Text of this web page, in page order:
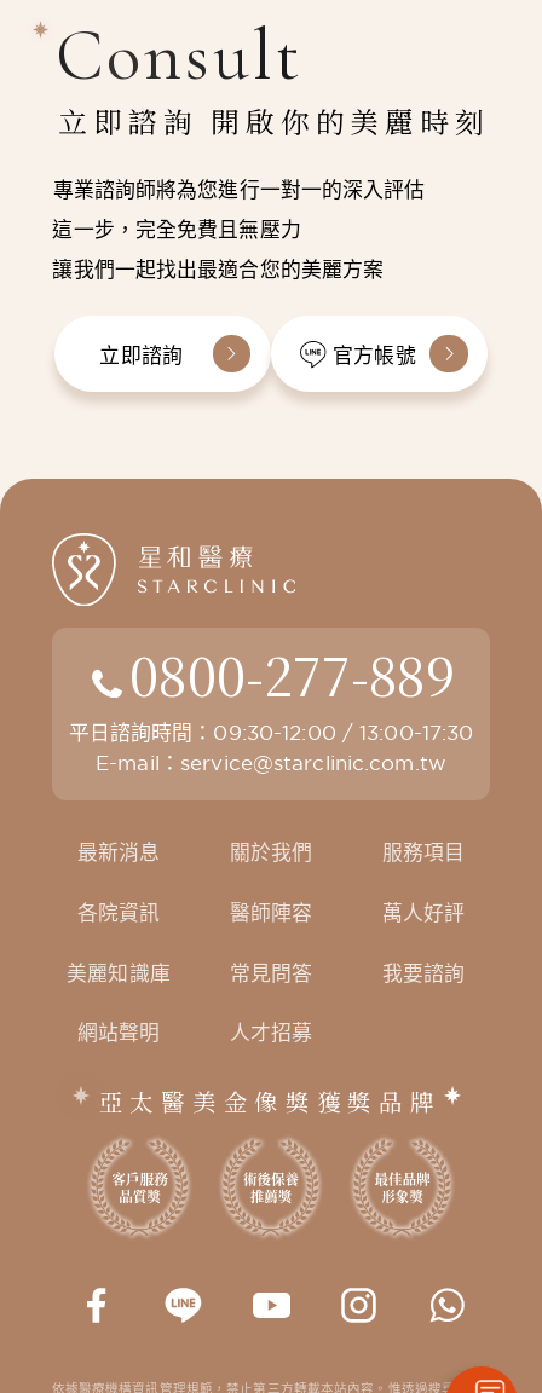
Consult
立即諮詢 開啟你的美麗時刻
專業諮詢師將為您進行一對一的深入評估
這一步，完全免費且無壓力
讓我們一起找出最適合您的美麗方案
立即諮詢 官方帳號
0800-277-889
平日諮詢時間：09:30-12:00 / 13:00-17:30
E-mail： service@starclinic.com.tw
最新消息 關於我們 服務項目
各院資訊 醫師陣容 萬人好評
美麗知識庫 常見問答 我要諮詢
網站聲明 人才招募
亞太醫美金像獎獲獎品牌
依據醫療機構資訊管理規範，禁止第三方轉載本站內容。惟透過搜尋